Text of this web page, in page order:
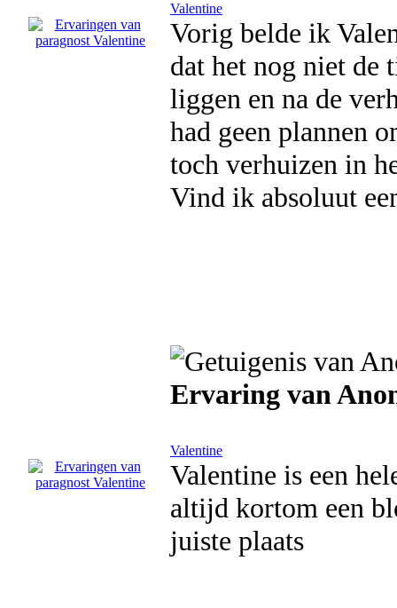
Valentine
Vorig belde ik
dat het nog niet de
liggen en na de
had geen plannen
toch verhuizen in
Vind ik absoluut
Ervaring van
Valentine
Valentine is een
altijd kortom een
juiste plaats